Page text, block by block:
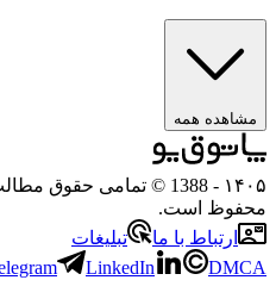
مشاهده همه
۱۴۰۵
- 1388 © تمامی حقوق
محفوظ است.
ارتباط با ما
تبلیغات
LinkedIn DMCA